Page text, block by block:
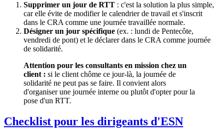
Supprimer un jour de RTT : c'est la solution la plus simple,
car elle évite de modifier le calendrier de travail et s'inscrit
dans le CRA comme une journée travaillée normale.
Désigner un jour spécifique (ex. : lundi de Pentecôte,
vendredi de pont) et le déclarer dans le CRA comme journée
de solidarité.
Attention pour les consultants en mission chez un
client : si le client chôme ce jour-là, la journée de
solidarité ne peut pas se faire. Il convient alors
d'organiser une journée interne ou plutôt d'opter pour la
pose d'un RTT.
Checklist pour les dirigeants d'ESN